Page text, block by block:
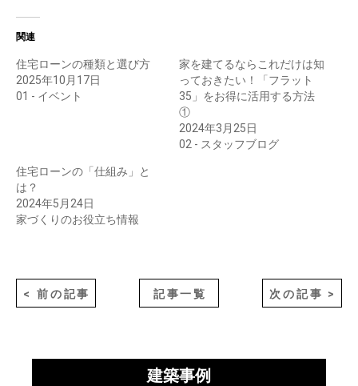
関連
住宅ローンの種類と選び方
2025年10月17日
01 - イベント
家を建てるならこれだけは知
っておきたい！「フラット
35」をお得に活用する方法
①
2024年3月25日
02 - スタッフブログ
住宅ローンの「仕組み」と
は？
2024年5月24日
家づくりのお役立ち情報
< 前の記事 記事一覧 次の記事 >
建築事例